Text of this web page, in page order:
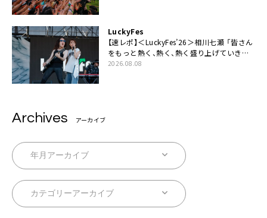
LuckyFes
【速レポ】＜LuckyFes’26＞相川七瀬 「皆さん
をもっと熱く、熱く、熱く盛り上げていきま
す！」
2026.08.08
Archives アーカイブ